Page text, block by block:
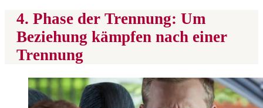
4. Phase der Trennung: Um
Beziehung kämpfen nach einer
Trennung